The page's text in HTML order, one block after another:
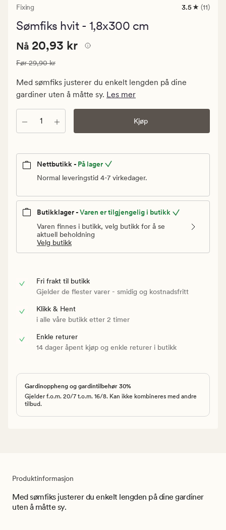
Fixing
11
3.5 (11)
Sømfiks hvit - 1,8x300 cm
Nåværende
20,93
kr.
Vanlig
Nåværende pris
Nå 20,93 kr
Vanlig pris 29,90 kr
Før29,90 kr
Med sømfiks justerer du enkelt lengden på dine
gardiner uten å måtte sy. Les mer
Antall Kjøp
Nettbutikk - På lager
Normal leveringstid 4-7 virkedager.
Butikklager -Varen er tilgjengelig i butikk
Varen finnes i butikk, velg butikk for å se
aktuell beholdning
Velg butikk
Fri frakt til butikk
Gjelder de flester varer - smidig og kostnadsfritt
Klikk & Hent
i alle våre butikk etter 2 timer
Enkle returer
14 dager åpent kjøp og enkle returer i butikk
Gardinoppheng og gardintilbehør 30%
Gjelder f.o.m. 20/7 t.o.m. 16/8. Kan ikke kombineres med andre
tilbud.
Produktinformasjon
Med sømfiks justerer du enkelt lengden på dine gardiner
uten å måtte sy.